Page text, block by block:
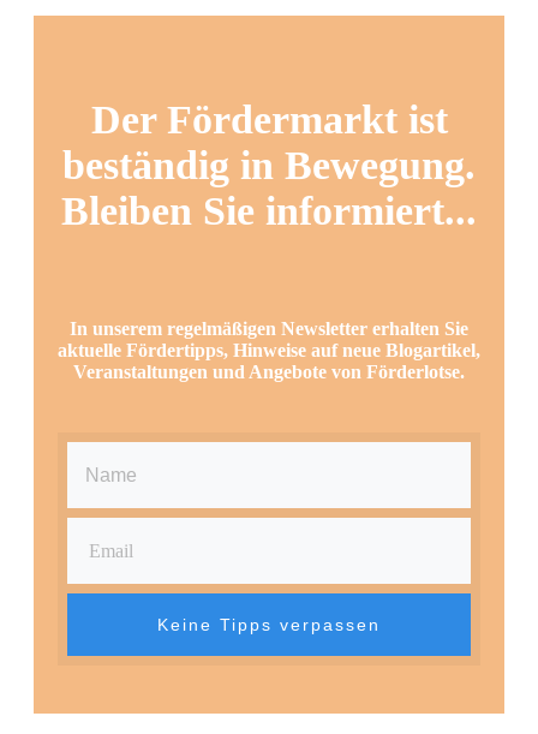
Der Fördermarkt ist
beständig in Bewegung.
Bleiben Sie informiert...
In unserem regelmäßigen Newsletter erhalten Sie
aktuelle Fördertipps, Hinweise auf neue Blogartikel,
Veranstaltungen und Angebote von Förderlotse.
Keine Tipps verpassen